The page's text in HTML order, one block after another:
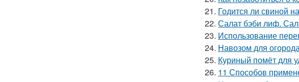
21. Годится ли свиной
22. Салат бэби лиф.
23. Использование
24. Навозом для
25. Куриный помёт для
26. 11 Способов